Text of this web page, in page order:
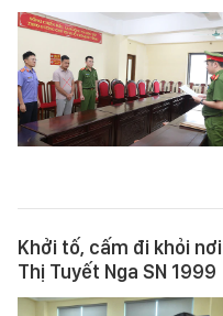
Khởi tố, cấm đi khỏi
Thị Tuyết Nga SN 1999